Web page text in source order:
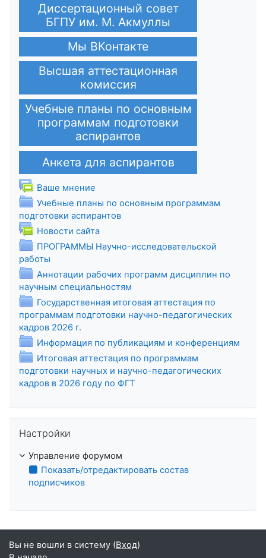
Диссертационный совет
БГПУ им. М. Акмуллы
Мы ВКонтакте
Высшая аттестационная
комиссия
Учебные планы по основным
программам подготовки
аспирантов
Анкета для аспирантов
Ваше мнение
Учебные планы по основным программам
подготовки аспирантовПапка
Новости сайта
ПРОГРАММЫ Научно-исследовательской
работы
Аннотации рабочих программ дисциплин по
научным специальностям
Государственная итоговая аттестация по
программам подготовки научно-педагогических
кадров 2026 г.
Информация по публикациям и конференциям
Итоговая аттестация по программам
подготовки научных и научно-педагогических
кадров в 2026 году по ФГТПапка
Настройки
Управление форумом
Показать/отредактировать состав
подписчиков
Вы не вошли в систему (Вход)